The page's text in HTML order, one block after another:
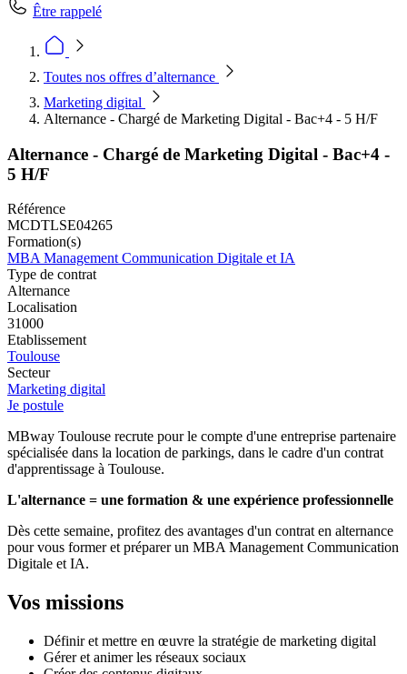
Être rappelé
Toutes nos offres d’alternance
Marketing digital
Alternance - Chargé de Marketing Digital - Bac+4 - 5 H/F
Alternance - Chargé de Marketing Digital - Bac+4 -
5 H/F
Référence
MCDTLSE04265
Formation(s)
MBA Management Communication Digitale et IA
Type de contrat
Alternance
Localisation
31000
Etablissement
Toulouse
Secteur
Marketing digital
Je postule
MBway Toulouse recrute pour le compte d'une entreprise partenaire
spécialisée dans la location de parkings, dans le cadre d'un contrat
d'apprentissage à Toulouse.
L'alternance = une formation & une expérience professionnelle
Dès cette semaine, profitez des avantages d'un contrat en alternance
pour vous former et préparer un MBA Management Communication
Digitale et IA.
Vos missions
Définir et mettre en œuvre la stratégie de marketing digital
Gérer et animer les réseaux sociaux